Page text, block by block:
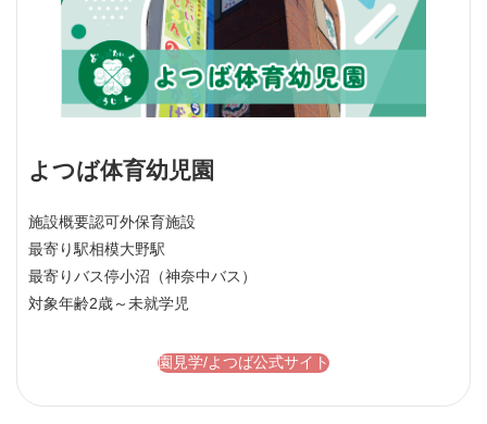
よつば体育幼児園
施設概要認可外保育施設
最寄り駅相模大野駅
最寄りバス停小沼（神奈中バス）
対象年齢2歳～未就学児
園見学/よつば公式サイト